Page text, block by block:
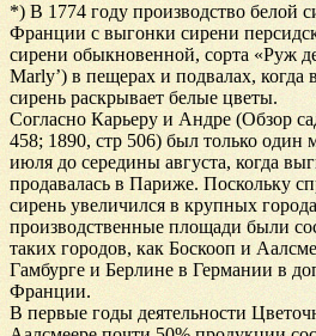
*) В 1774 году производство белой
Франции с выгонки сирени
сирени обыкновенной, сорта «Руж
Marly’) в пещерах и подвалах, когда
сирень раскрывает белые цветы.
Согласно Карьеру и Андре (Обзор
458; 1890, стр 506) был только один
июля до середины августа, когда
продавалась в Париже. Поскольку
сирень увеличился в крупных
производственные площади были
таких городов, как Боскооп и
Гамбурге и Берлине в Германии в
Франции.
В первые годы деятельности